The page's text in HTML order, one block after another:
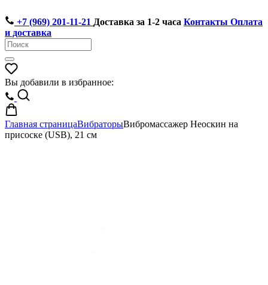
+7 (969) 201-11-21 Доставка за 1-2 часа Контакты Оплата
и доставка
Вы добавили в избранное:
Главная страницаВибраторыВибромассажер Неоскин на
присоске (USB), 21 см